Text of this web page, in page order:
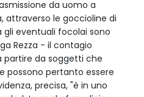
da uomo a
attraverso le goccioline di
gli eventuali focolai sono
Rezza - il contagio
partire da soggetti che
possono pertanto essere
precisa, "è in uno